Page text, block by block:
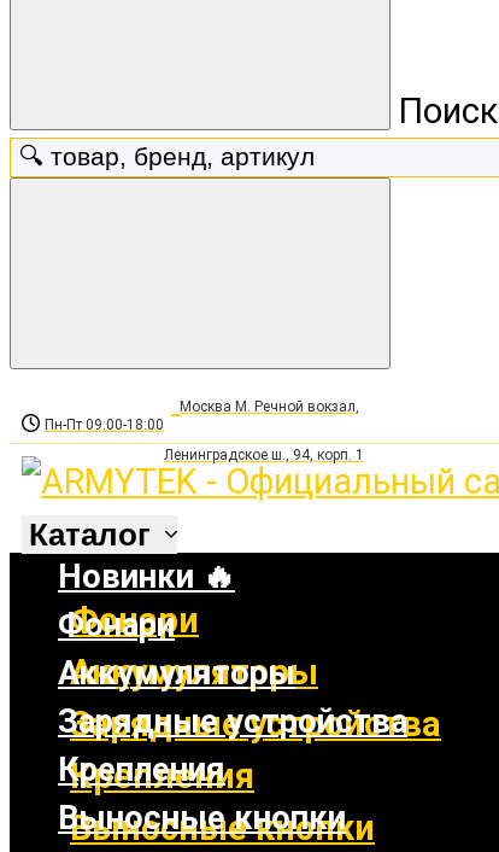
Поиск
Пн-Пт 09:00-18:00
Москва М. Речной вокзал,
Ленинградское ш., 94, корп. 1
Каталог
Фонари
Аккумуляторы
Зарядные устройства
Крепления
Выносные кнопки
Новинки 🔥
Фонари
Аккумуляторы
Зарядные устройства
Крепления
Выносные кнопки